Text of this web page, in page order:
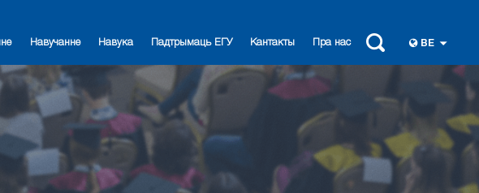
Навучанне Навука Падтрымаць ЕГУ Кантакты Пра нас BE